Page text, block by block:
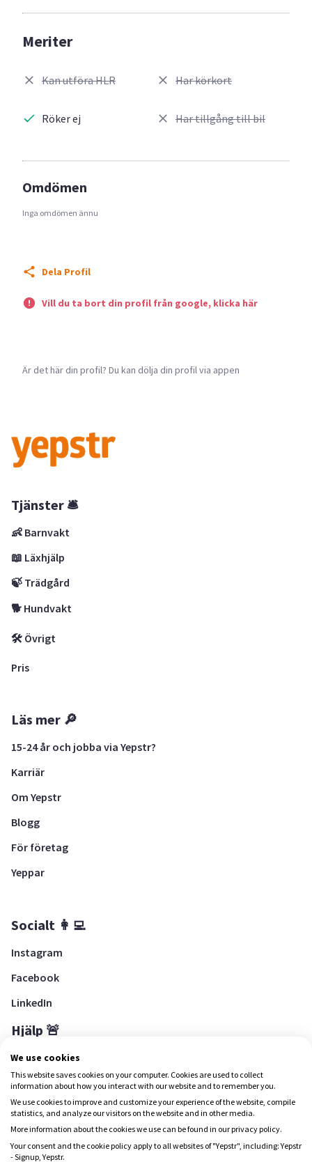
Meriter
Kan utföra HLR
Röker ej
Har körkort
Har tillgång till bil
Omdömen
Inga omdömen ännu
Dela Profil
Vill du ta bort din profil från google, klicka här
Är det här din profil? Du kan dölja din profil via appen
Tjänster 🛎
👶 Barnvakt
📖 Läxhjälp
🍃 Trädgård
🐕 Hundvakt
🛠 Övrigt
Pris
Läs mer 🔎
15-24 år och jobba via Yepstr?
Karriär
Om Yepstr
Blogg
För företag
Yeppar
Socialt 👩‍💻
Instagram
Facebook
LinkedIn
Hjälp 🚨
Hjälpcenter
Ladda ned Yepstr
Ladda ned Yepstr
We use cookies
This website saves cookies on your computer. Cookies are used to collect
information about how you interact with our website and to remember you.
We use cookies to improve and customize your experience of the website, compile
statistics, and analyze our visitors on the website and in other media.
More information about the cookies we use can be found in our privacy policy.
Your consent and the cookie policy apply to all websites of "Yepstr", including: Yepstr
- Signup, Yepstr.